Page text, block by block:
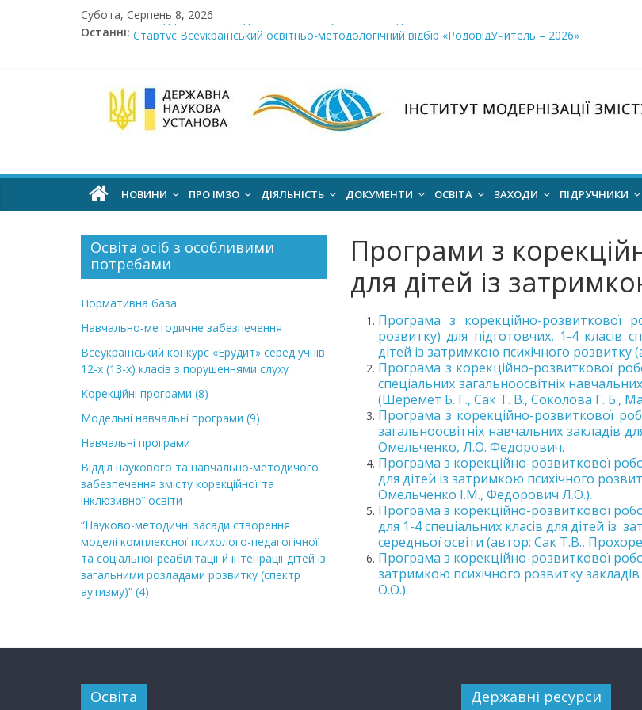
Субота, Серпень 8, 2026
Останні:
Сімнадцята міжнародна виставка «Сучасні заклади освіти»
Стартує Всеукраїнський освітньо-методологічний відбір «РодовідУчитель – 2026»
Розпочато прийом документів на конкурс для здобуття академічних стипендій імені Героїв
Інститут
модернізації
змісту
освіти
офіційний
сайт
НОВИНИ ПРО ІМЗО ДІЯЛЬНІСТЬ ДОКУМЕНТИ ОСВІТА ЗАХОДИ ПІДРУЧНИКИ
Програми з
для дітей із
Програма з корекційно-розвиткової
розвитку) для підготовчих, 1-4 класів
дітей із затримкою психічного розвитку
Програма з корекційно-розвиткової
спеціальних загальноосвітніх
(Шеремет Б. Г., Сак Т. В., Соколова Г. Б.,
Програма з корекційно-розвиткової
загальноосвітніх навчальних закладів
Омельченко, Л.О. Федорович.
Програма з корекційно-розвиткової
для дітей із затримкою психічного
Омельченко І.М., Федорович Л.О.).
Програма з корекційно-розвиткової
для 1-4 спеціальних класів для дітей із
середньої освіти (автор: Сак Т.В.,
Програма з корекційно-розвиткової
затримкою психічного розвитку
О.О.).
Освіта осіб з особливими
потребами
Нормативна база
Навчально-методичне забезпечення
Всеукраїнський конкурс «Ерудит» серед учнів
12-х (13-х) класів з порушеннями слуху
Корекційні програми (8)
Модельні навчальні програми (9)
Навчальні програми
Відділ наукового та навчально-методичого
забезпечення змісту корекційної та
інклюзивної освіти
“Науково-методичні засади створення
моделі комплексної психолого-педагогічної
та соціальної реабілітації й інтенрації дітей із
загальними розладами розвитку (спектр
аутизму)” (4)
Освіта Державні ресурси